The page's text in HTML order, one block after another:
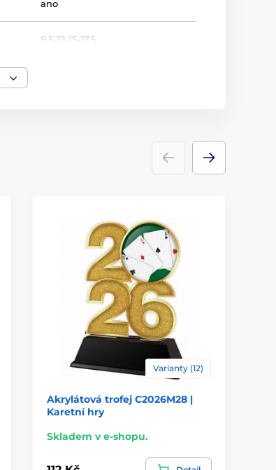
ano
8,5-12-15-17,5
Varianty (12)
Akrylátová trofej C2026M28 |
Karetní hry
Skladem v e-shopu.